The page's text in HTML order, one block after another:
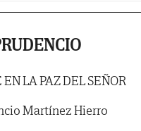
LA PAZ DEL SEÑOR
Martínez Hierro